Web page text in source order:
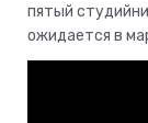
пятый
ожидается в